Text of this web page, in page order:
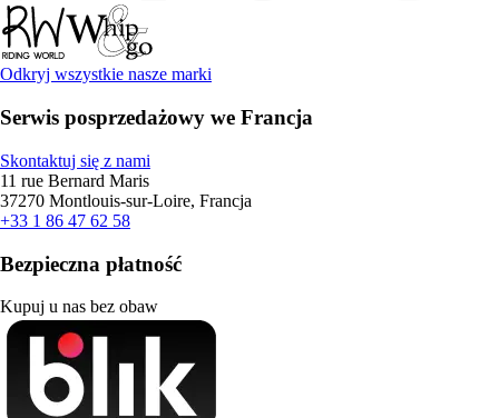
Odkryj wszystkie nasze marki
Serwis posprzedażowy we Francja
Skontaktuj się z nami
11 rue Bernard Maris
37270 Montlouis-sur-Loire, Francja
+33 1 86 47 62 58
Bezpieczna płatność
Kupuj u nas bez obaw